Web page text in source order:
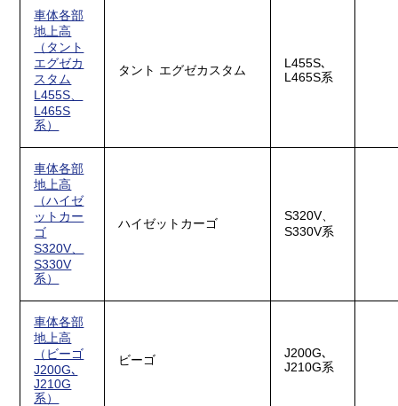
車体各部
地上高
（タント
エグゼカ
スタム
L455S、
L465S
系）
タント エグゼカスタム
L455S､
L465S系
車体各部
地上高
（ハイゼ
ットカー
ゴ
S320V、
S330V
系）
ハイゼットカーゴ
S320V、
S330V系
車体各部
地上高
（ビーゴ
J200G､
J210G
系）
ビーゴ
J200G､
J210G系